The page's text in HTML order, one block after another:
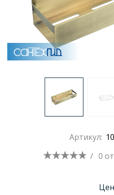
Полотенцесушители
Аксессуары для
Душевые поддоны
Душевые уголки и
Артикул:
/ 0